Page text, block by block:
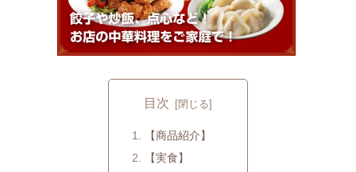
目次
【商品紹介】
【実食】